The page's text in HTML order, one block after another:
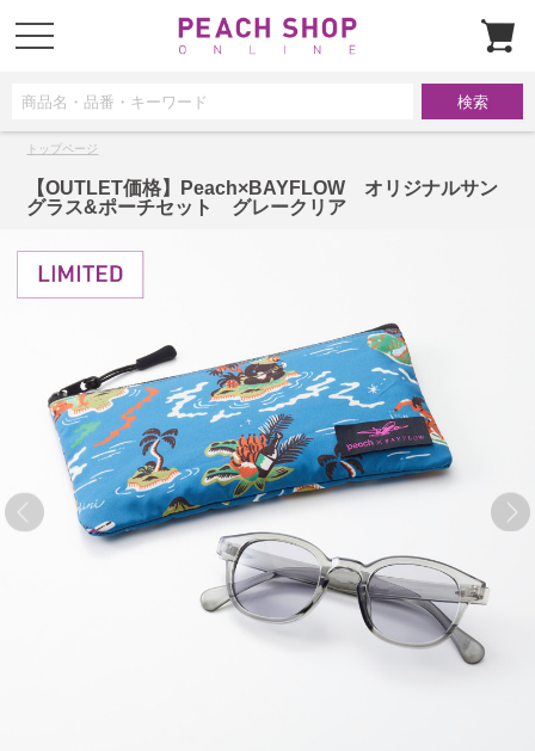
t
o
a
o
トップページ
【OUTLET価格】Peach×BAYFLOW オリジナルサン
グラス&ポーチセット グレークリア